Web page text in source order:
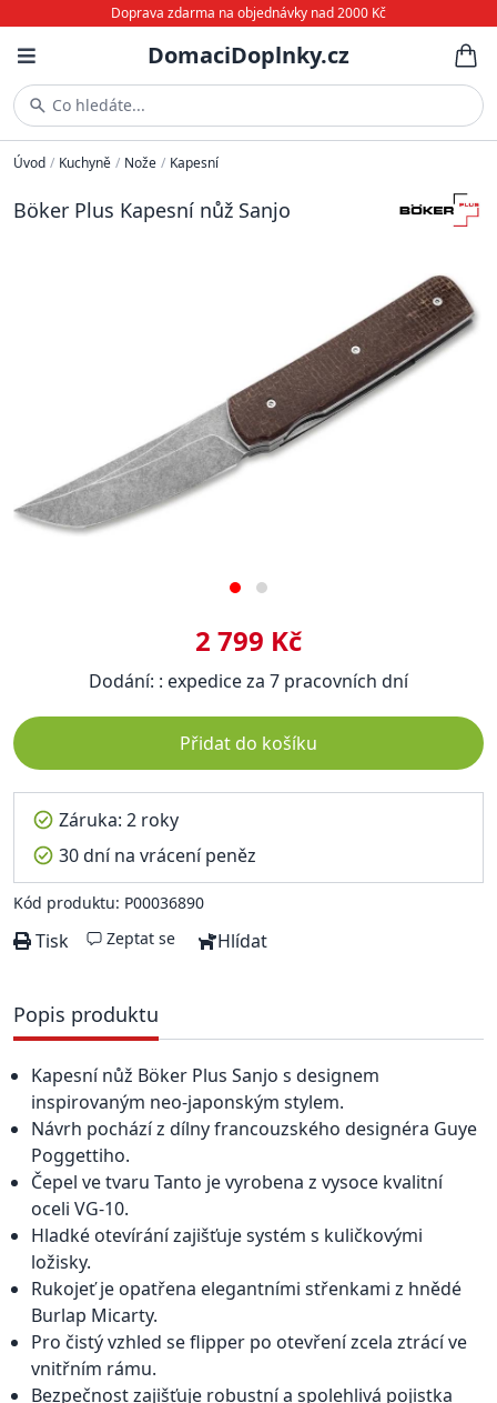
Doprava zdarma na objednávky nad 2000 Kč
DomaciDoplnky.cz
Co hledáte...
Úvod / Kuchyně / Nože / Kapesní
Böker Plus Kapesní nůž Sanjo
2 799 Kč
Dodání: : expedice za 7 pracovních dní
Přidat do košíku
Záruka: 2 roky
30 dní na vrácení peněz
Kód produktu: P00036890
Tisk Zeptat se Hlídat
Popis produktu
Kapesní nůž Böker Plus Sanjo s designem
inspirovaným neo-japonským stylem.
Návrh pochází z dílny francouzského designéra Guye
Poggettiho.
Čepel ve tvaru Tanto je vyrobena z vysoce kvalitní
oceli VG-10.
Hladké otevírání zajišťuje systém s kuličkovými
ložisky.
Rukojeť je opatřena elegantními střenkami z hnědé
Burlap Micarty.
Pro čistý vzhled se flipper po otevření zcela ztrácí ve
vnitřním rámu.
Bezpečnost zajišťuje robustní a spolehlivá pojistka